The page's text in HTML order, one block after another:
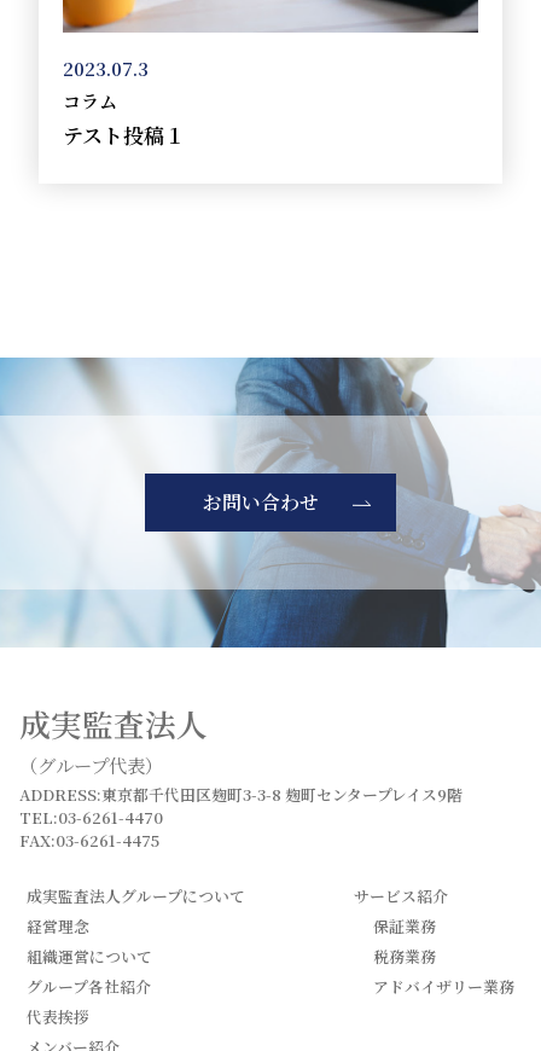
2023.07.3
コラム
テスト投稿１
お問い合わせ
成実監査法人
（グループ代表）
ADDRESS:東京都千代田区麹町3-3-8 麹町センタープレイス9階
TEL:03-6261-4470
FAX:03-6261-4475
成実監査法人グループについて
経営理念
組織運営について
グループ各社紹介
代表挨拶
サービス紹介
保証業務
税務業務
アドバイザリー業務